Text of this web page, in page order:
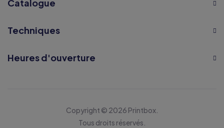
Catalogue
Techniques
Heures d'ouverture
Copyright © 2026 Printbox.
Tous droits réservés.